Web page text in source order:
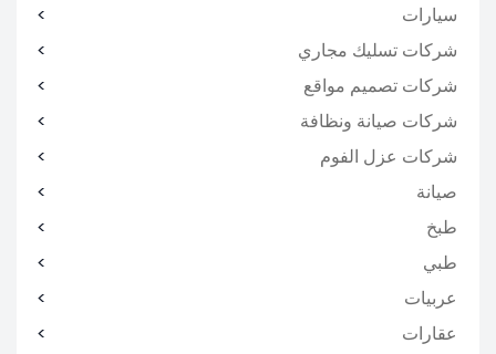
سيارات
شركات تسليك مجاري
شركات تصميم مواقع
شركات صيانة ونظافة
شركات عزل الفوم
صيانة
طبخ
طبي
عربيات
عقارات